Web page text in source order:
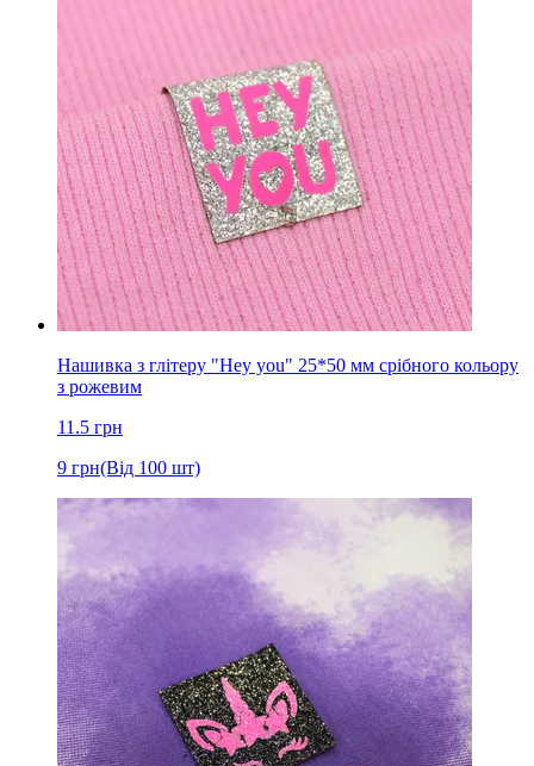
Нашивка з глітеру "Hey you" 25*50 мм срібного кольору
з рожевим
11.5 грн
9 грн(Від 100 шт)